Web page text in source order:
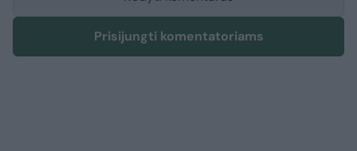
Prisijungti komentatoriams